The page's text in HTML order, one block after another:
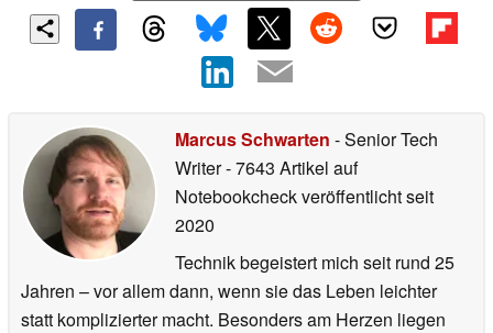
Marcus Schwarten - Senior Tech
Writer- 7643 Artikel auf
Notebookcheck veröffentlichtseit
2020
Technik begeistert mich seit rund 25
Jahren – vor allem dann, wenn sie das Leben leichter
statt komplizierter macht. Besonders am Herzen liegen